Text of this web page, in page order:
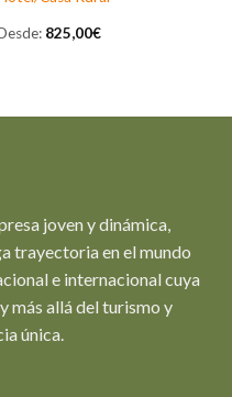
825,00€
joven y dinámica,
trayectoria en el mundo
e internacional cuya
más allá del turismo y
única.